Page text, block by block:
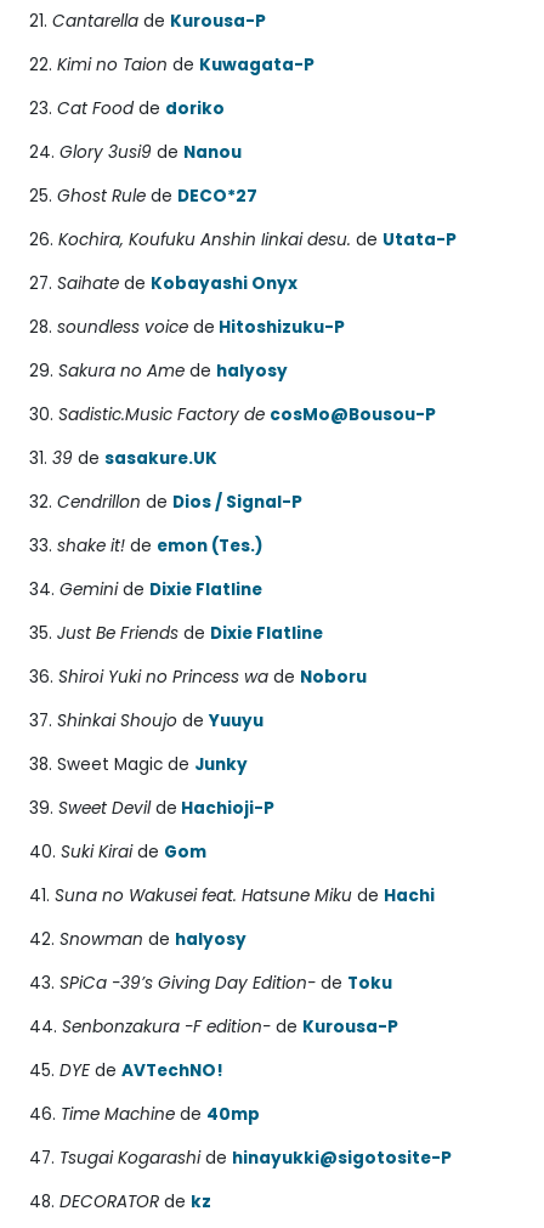
21. Cantarella de Kurousa-P
22. Kimi no Taion de Kuwagata-P
23. Cat Foodde doriko
24. Glory 3usi9 de Nanou
25. Ghost Rule de DECO*27
26. Kochira, Koufuku Anshin Iinkai desu. de Utata-P
27. Saihate de Kobayashi Onyx
28. soundless voice de Hitoshizuku-P
29. Sakura no Ame de halyosy
30. Sadistic.Music Factory de cosMo@Bousou-P
31. 39 de sasakure.UK
32. Cendrillon de Dios / Signal-P
33. shake it! de emon (Tes.)
34. Geminide Dixie Flatline
35. Just Be Friends de Dixie Flatline
36. Shiroi Yuki no Princess wa de Noboru
37. Shinkai Shoujo de Yuuyu
38. Sweet Magic de Junky
39. Sweet Devilde Hachioji-P
40. Suki Kiraide Gom
41. Suna no Wakusei feat. Hatsune Miku de Hachi
42. Snowman de halyosy
43. SPiCa -39’s Giving Day Edition- de Toku
44. Senbonzakura -F edition- de Kurousa-P
45. DYE de AVTechNO!
46. Time Machine de 40mp
47. Tsugai Kogarashide hinayukki@sigotosite-P
48. DECORATOR de kz